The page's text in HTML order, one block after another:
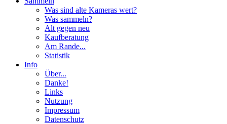
Was sind alte Kameras wert?
Was sammeln?
Alt gegen neu
Kaufberatung
Am Rande...
Statistik
Info
Über...
Danke!
Links
Nutzung
Impressum
Datenschutz